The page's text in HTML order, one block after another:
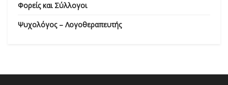
Φορείς και Σύλλογοι
Ψυχολόγος – Λογοθεραπευτής